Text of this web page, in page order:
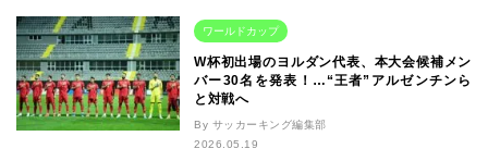
ワールドカップ
W杯初出場のヨルダン代表、本大会候補メン
バー30名を発表！…“王者”アルゼンチンら
と対戦へ
By サッカーキング編集部
2026.05.19